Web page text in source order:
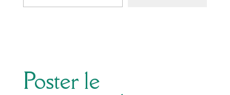
Poster le